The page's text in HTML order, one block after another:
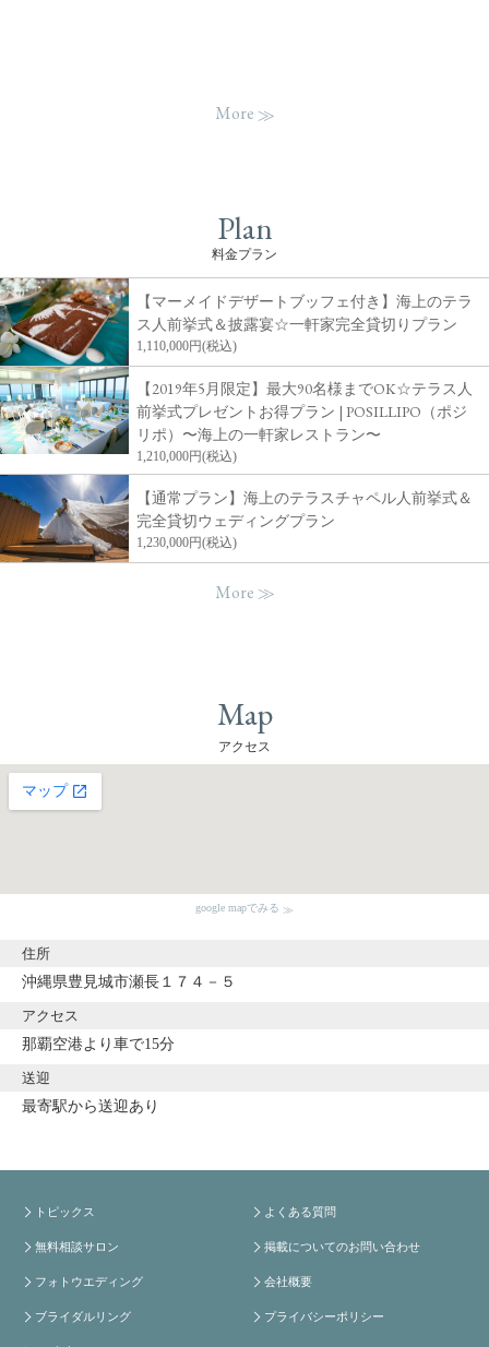
More
Plan
料金プラン
【マーメイドデザートブッフェ付き】海上のテラ
ス人前挙式＆披露宴☆一軒家完全貸切りプラン
1,110,000円(税込)
【2019年5月限定】最大90名様までOK☆テラス人
前挙式プレゼントお得プラン | POSILLIPO（ポジ
リポ）〜海上の一軒家レストラン〜
1,210,000円(税込)
【通常プラン】海上のテラスチャペル人前挙式＆
完全貸切ウェディングプラン
1,230,000円(税込)
More
Map
アクセス
google mapでみる
住所
沖縄県豊見城市瀬長１７４－５
アクセス
那覇空港より車で15分
送迎
最寄駅から送迎あり
トピックス
無料相談サロン
フォトウエディング
ブライダルリング
よくある質問
掲載についてのお問い合わせ
会社概要
プライバシーポリシー